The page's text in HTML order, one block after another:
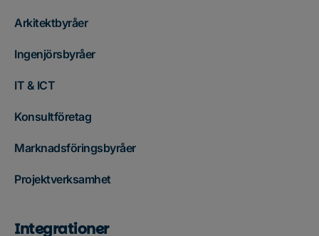
Arkitektbyråer
Ingenjörsbyråer
IT & ICT
Konsultföretag
Marknadsföringsbyråer
Projektverksamhet
Integrationer